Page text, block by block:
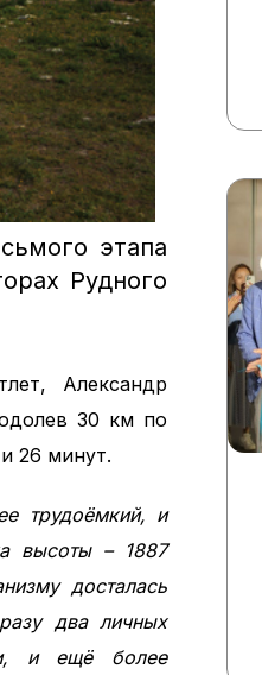
этапа
Рудного
Александр
30 км по
26 минут.
трудоёмкий, и
высоты – 1887
досталась
два личных
и ещё более